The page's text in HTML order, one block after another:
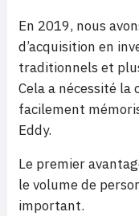
En 2019, nous
d’acquisition en
traditionnels et
Cela a nécessité la
facilement
Eddy.
Le premier
le volume de
important.